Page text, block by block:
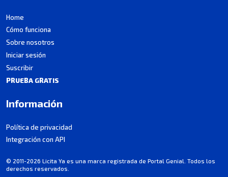
Home
Cómo funciona
Sobre nosotros
Iniciar sesión
Suscribir
PRUEBA GRATIS
Información
Política de privacidad
Integración con API
© 2011-2026 Licita Ya es una marca registrada de Portal Genial. Todos los
derechos reservados.